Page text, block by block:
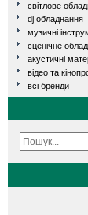
світлове
dj обладнання
музичні
сценічне
акустичні
відео та
всі бренди